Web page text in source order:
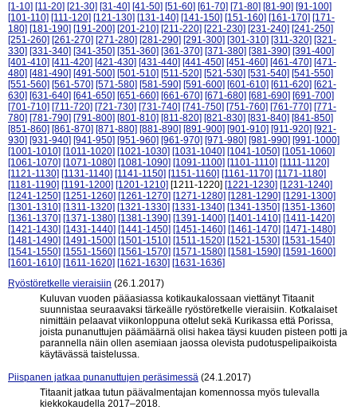
[1-10] [11-20] [21-30] [31-40] [41-50] [51-60] [61-70] [71-80] [81-90] [91-100]
[101-110] [111-120] [121-130] [131-140] [141-150] [151-160] [161-170] [171-
180] [181-190] [191-200] [201-210] [211-220] [221-230] [231-240] [241-250]
[251-260] [261-270] [271-280] [281-290] [291-300] [301-310] [311-320] [321-
330] [331-340] [341-350] [351-360] [361-370] [371-380] [381-390] [391-400]
[401-410] [411-420] [421-430] [431-440] [441-450] [451-460] [461-470] [471-
480] [481-490] [491-500] [501-510] [511-520] [521-530] [531-540] [541-550]
[551-560] [561-570] [571-580] [581-590] [591-600] [601-610] [611-620] [621-
630] [631-640] [641-650] [651-660] [661-670] [671-680] [681-690] [691-700]
[701-710] [711-720] [721-730] [731-740] [741-750] [751-760] [761-770] [771-
780] [781-790] [791-800] [801-810] [811-820] [821-830] [831-840] [841-850]
[851-860] [861-870] [871-880] [881-890] [891-900] [901-910] [911-920] [921-
930] [931-940] [941-950] [951-960] [961-970] [971-980] [981-990] [991-1000]
[1001-1010] [1011-1020] [1021-1030] [1031-1040] [1041-1050] [1051-1060]
[1061-1070] [1071-1080] [1081-1090] [1091-1100] [1101-1110] [1111-1120]
[1121-1130] [1131-1140] [1141-1150] [1151-1160] [1161-1170] [1171-1180]
[1181-1190] [1191-1200] [1201-1210] [1211-1220] [1221-1230] [1231-1240]
[1241-1250] [1251-1260] [1261-1270] [1271-1280] [1281-1290] [1291-1300]
[1301-1310] [1311-1320] [1321-1330] [1331-1340] [1341-1350] [1351-1360]
[1361-1370] [1371-1380] [1381-1390] [1391-1400] [1401-1410] [1411-1420]
[1421-1430] [1431-1440] [1441-1450] [1451-1460] [1461-1470] [1471-1480]
[1481-1490] [1491-1500] [1501-1510] [1511-1520] [1521-1530] [1531-1540]
[1541-1550] [1551-1560] [1561-1570] [1571-1580] [1581-1590] [1591-1600]
[1601-1610] [1611-1620] [1621-1630] [1631-1636]
Ryöstöretkelle vieraisiin (26.1.2017)
Kuluvan vuoden pääasiassa kotikaukalossaan viettänyt Titaanit
suunnistaa seuraavaksi tärkeälle ryöstöretkelle vieraisiin. Kotkalaiset
nimittäin pelaavat viikonloppuna ottelut sekä Kurikassa että Porissa,
joista punanuttujen päämäärnä olisi hakea täysi kuuden pisteen potti ja
parannella näin ollen asemiaan jaossa olevista pudotuspelipaikoista
käytävässä taistelussa.
Piispanen jatkaa punanuttujen peräsimessä (24.1.2017)
Titaanit jatkaa tutun päävalmentajan komennossa myös tulevalla
kiekkokaudella 2017–2018.